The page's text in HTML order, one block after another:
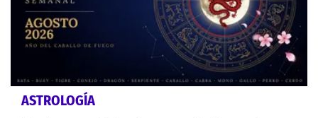
ASTROLOGÍA